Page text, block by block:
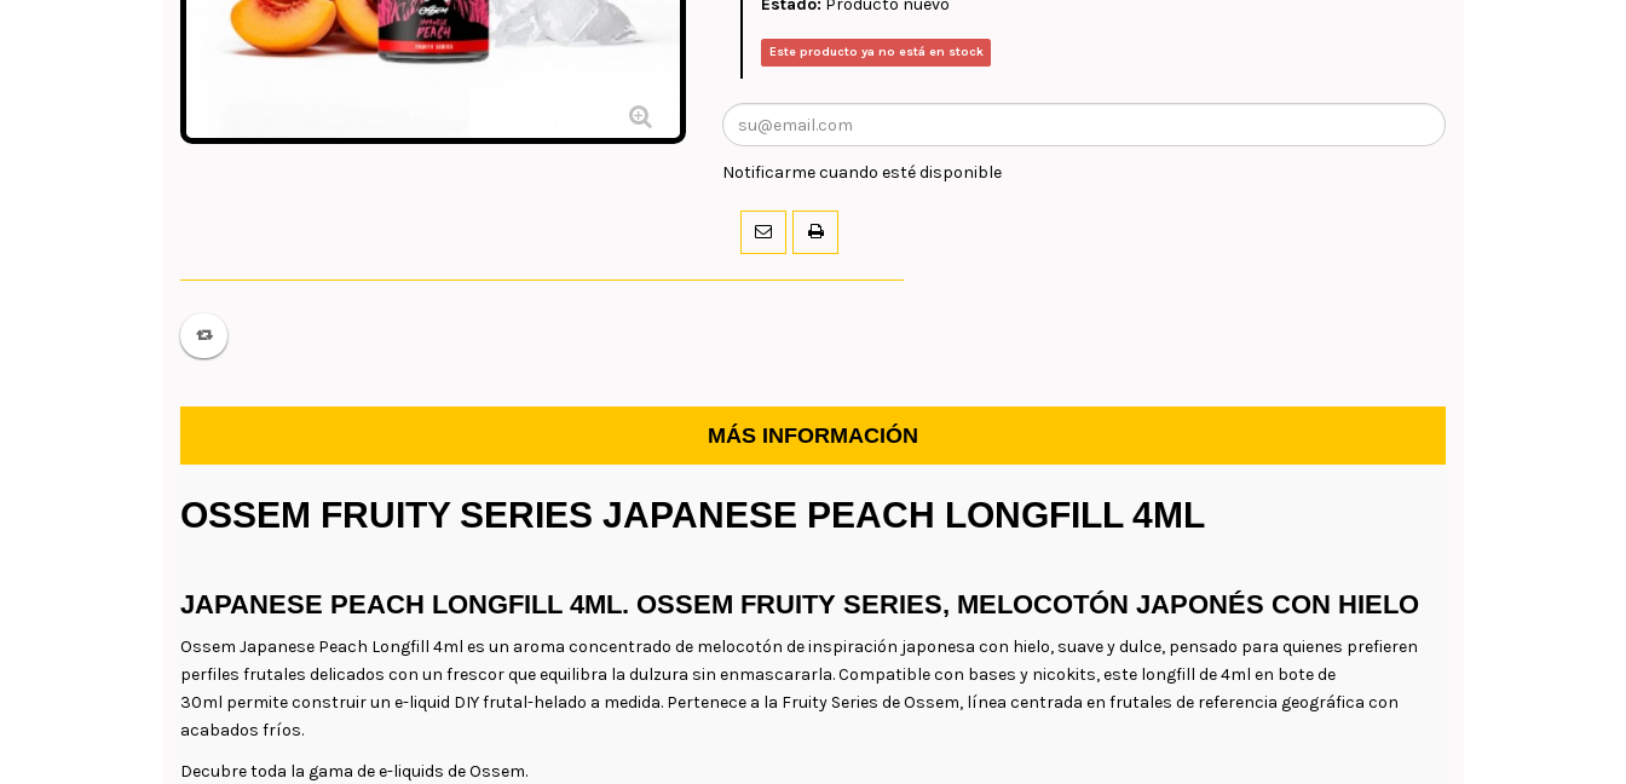
Estado: Producto nuevo
Este producto ya no está en stock
Notificarme cuando esté disponible
MÁS INFORMACIÓN
OSSEM FRUITY SERIES JAPANESE PEACH LONGFILL 4ML
JAPANESE PEACH LONGFILL 4ML. OSSEM FRUITY SERIES, MELOCOTÓN JAPONÉS CON HIELO
Ossem Japanese Peach Longfill 4ml es un aroma concentrado de melocotón de inspiración japonesa con hielo, suave y dulce, pensado para quienes prefieren
perfiles frutales delicados con un frescor que equilibra la dulzura sin enmascararla. Compatible con bases y nicokits, este longfill de 4ml en bote de
30ml permite construir un e-liquid DIY frutal-helado a medida. Pertenece a la Fruity Series de Ossem, línea centrada en frutales de referencia geográfica con
acabados fríos.
Decubre toda la gama de e-liquids de Ossem.